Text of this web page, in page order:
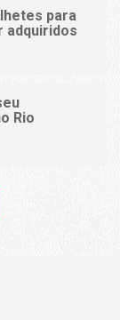
para
adquiridos
Rio